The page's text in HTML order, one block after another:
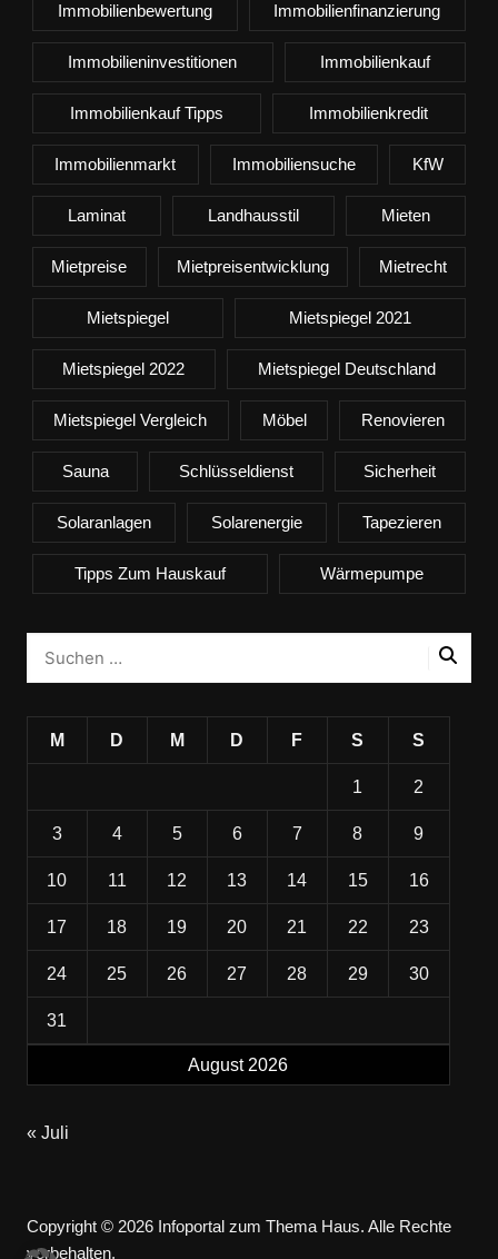
Immobilienbewertung Immobilienfinanzierung
Immobilieninvestitionen Immobilienkauf
Immobilienkauf Tipps Immobilienkredit
Immobilienmarkt Immobiliensuche KfW
Laminat Landhausstil Mieten
Mietpreise Mietpreisentwicklung Mietrecht
Mietspiegel Mietspiegel 2021
Mietspiegel 2022 Mietspiegel Deutschland
Mietspiegel Vergleich Möbel Renovieren
Sauna Schlüsseldienst Sicherheit
Solaranlagen Solarenergie Tapezieren
Tipps Zum Hauskauf Wärmepumpe
August 2026
M D M D F S S
1 2
3 4 5 6 7 8 9
10 11 12 13 14 15 16
17 18 19 20 21 22 23
24 25 26 27 28 29 30
31
« Juli
Copyright © 2026 Infoportal zum Thema Haus. Alle Rechte
vorbehalten.